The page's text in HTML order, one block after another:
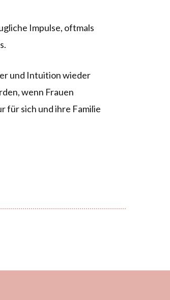
Impulse, oftmals
und Intuition wieder
wenn Frauen
für sich und ihre Familie